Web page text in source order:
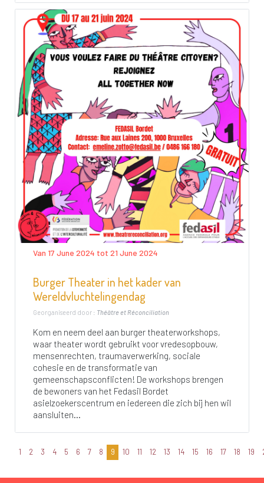
Van 17 June 2024 tot 21 June 2024
Burger Theater in het kader van
Wereldvluchtelingendag
Georganiseerd door : Théâtre et Réconciliation
Kom en neem deel aan burger theaterworkshops,
waar theater wordt gebruikt voor vredesopbouw,
mensenrechten, traumaverwerking, sociale
cohesie en de transformatie van
gemeenschapsconflicten! De workshops brengen
de bewoners van het Fedasil Bordet
asielzoekerscentrum en iedereen die zich bij hen wil
aansluiten...
1 2 3 4 5 6 7 8 9 10 11 12 13 14 15 16 17 18 19